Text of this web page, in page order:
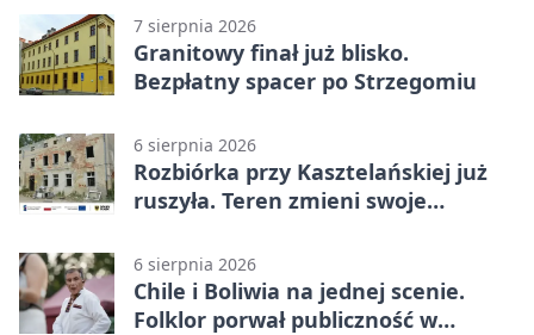
7 sierpnia 2026
Granitowy finał już blisko.
Bezpłatny spacer po Strzegomiu
6 sierpnia 2026
Rozbiórka przy Kasztelańskiej już
ruszyła. Teren zmieni swoje
6 sierpnia 2026
Chile i Boliwia na jednej scenie.
Folklor porwał publiczność w